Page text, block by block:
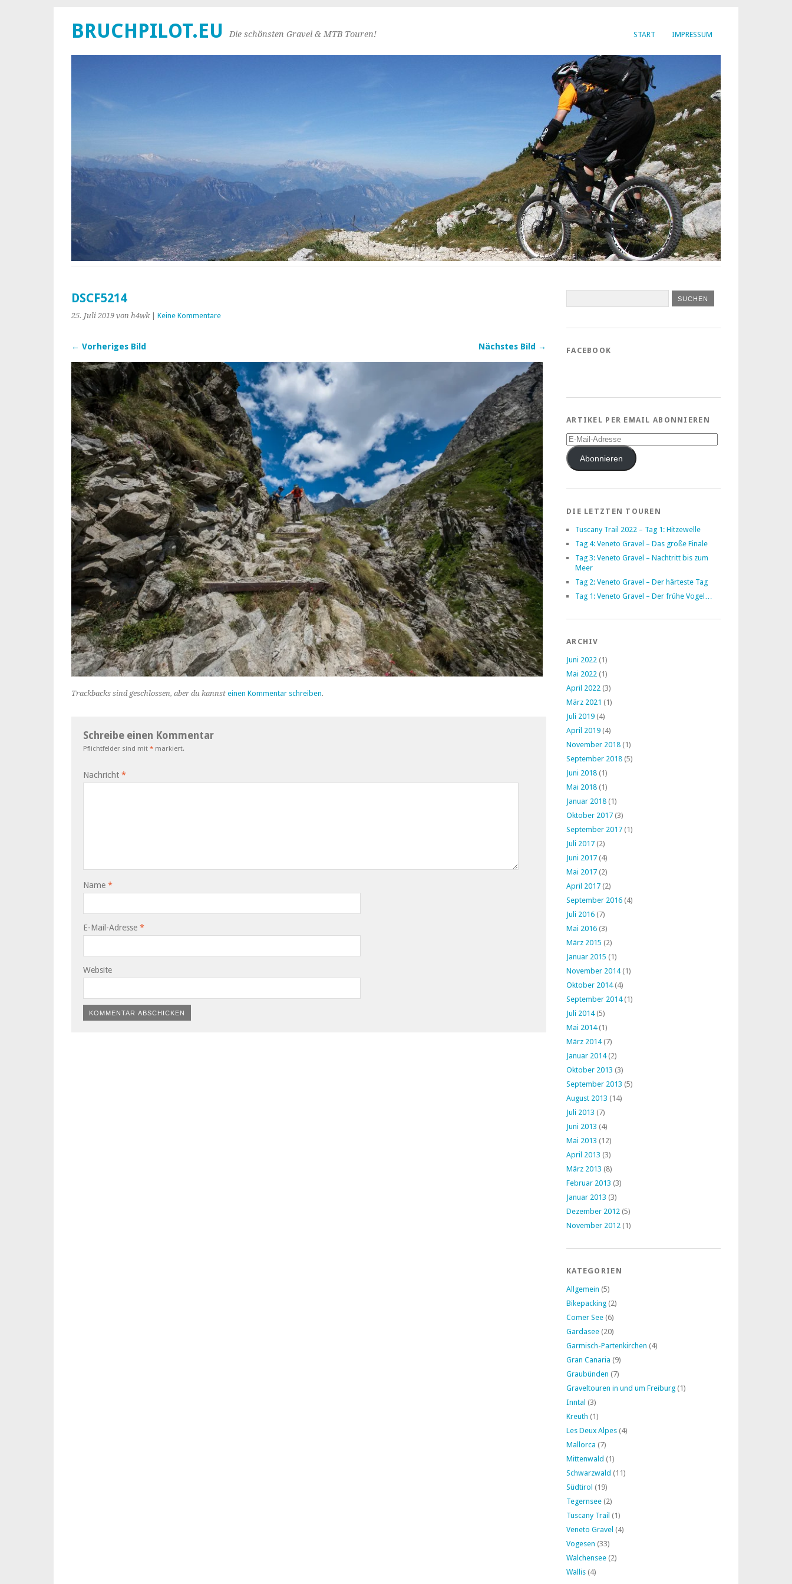
START IMPRESSUM
BRUCHPILOT.EU Die schönsten Gravel & MTB Touren!
DSCF5214
25. Juli 2019 von h4wk| Keine Kommentare
← Vorheriges Bild Nächstes Bild →
Trackbacks sind geschlossen, aber du kannst einen Kommentar schreiben.
Schreibe einen Kommentar
Pflichtfelder sind mit * markiert.
Nachricht *
Name *
E-Mail-Adresse *
Website
FACEBOOK
ARTIKEL PER EMAIL ABONNIEREN
E-
Mail-
AdresseAbonnieren
DIE LETZTEN TOUREN
Tuscany Trail 2022 – Tag 1: Hitzewelle
Tag 4: Veneto Gravel – Das große Finale
Tag 3: Veneto Gravel – Nachtritt bis zum
Meer
Tag 2: Veneto Gravel – Der härteste Tag
Tag 1: Veneto Gravel – Der frühe Vogel…
ARCHIV
Juni 2022 (1)
Mai 2022 (1)
April 2022 (3)
März 2021 (1)
Juli 2019 (4)
April 2019 (4)
November 2018 (1)
September 2018 (5)
Juni 2018 (1)
Mai 2018 (1)
Januar 2018 (1)
Oktober 2017 (3)
September 2017 (1)
Juli 2017 (2)
Juni 2017 (4)
Mai 2017 (2)
April 2017 (2)
September 2016 (4)
Juli 2016 (7)
Mai 2016 (3)
März 2015 (2)
Januar 2015 (1)
November 2014(1)
Oktober 2014(4)
September 2014(1)
Juli 2014(5)
Mai 2014(1)
März 2014(7)
Januar 2014(2)
Oktober 2013 (3)
September 2013 (5)
August 2013 (14)
Juli 2013 (7)
Juni 2013 (4)
Mai 2013 (12)
April 2013 (3)
März 2013 (8)
Februar 2013 (3)
Januar 2013 (3)
Dezember 2012 (5)
November 2012 (1)
KATEGORIEN
Allgemein (5)
Bikepacking (2)
Comer See (6)
Gardasee (20)
Garmisch-Partenkirchen (4)
Gran Canaria (9)
Graubünden (7)
Graveltouren in und um Freiburg (1)
Inntal (3)
Kreuth (1)
Les Deux Alpes (4)
Mallorca (7)
Mittenwald (1)
Schwarzwald (11)
Südtirol (19)
Tegernsee (2)
Tuscany Trail (1)
Veneto Gravel (4)
Vogesen (33)
Walchensee (2)
Wallis (4)